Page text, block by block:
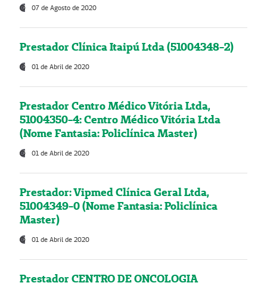
07 de Agosto de 2020
Prestador Clínica Itaipú Ltda (51004348-2)
01 de Abril de 2020
Prestador Centro Médico Vitória Ltda,
51004350-4: Centro Médico Vitória Ltda
(Nome Fantasia: Policlínica Master)
01 de Abril de 2020
Prestador: Vipmed Clínica Geral Ltda,
51004349-0 (Nome Fantasia: Policlínica
Master)
01 de Abril de 2020
Prestador CENTRO DE ONCOLOGIA